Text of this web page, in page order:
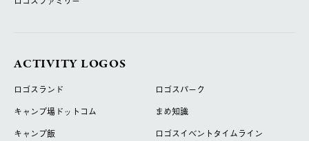
ACTIVITY LOGOS
ロゴスランド
ロゴスパーク
キャンプ場ドットコム
まめ知識
キャンプ飯
ロゴスイベントタイムライン